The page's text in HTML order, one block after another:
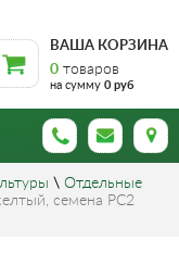
ВАША КОРЗИНА
0 товаров
на сумму 0 руб
\ Отдельные
семена РС2